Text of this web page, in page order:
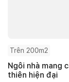
Trên 200m2
Ngôi nhà mang
thiên hiện đại